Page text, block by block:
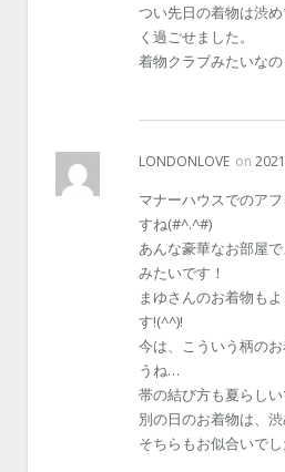
つい先日の着物は渋
く過ごせました。
着物クラブみたいな
LONDONLOVE on
マナーハウスでのア
すね(#^.^#)
あんな豪華なお部屋
みたいです！
まゆさんのお着物も
す!(^^)!
今は、こういう柄の
うね…
帯の結び方も夏らしい
別の日のお着物は、
そちらもお似合いでし